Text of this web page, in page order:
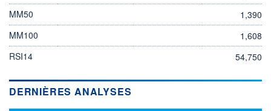
MM50
1,390
MM100
1,608
RSI14
54,750
DERNIÈRES ANALYSES